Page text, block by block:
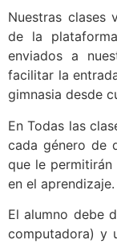
Nuestras clases
de la
enviados a
facilitar la
gimnasia desde
En Todas las
cada género de
que le permitirán
en el aprendizaje.
El alumno debe
computadora) y